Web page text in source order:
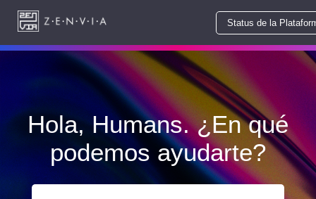
Status de la
Hola, Humans. ¿En qué
podemos ayudarte?